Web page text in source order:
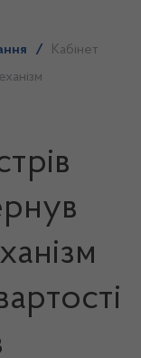
/
Кабінет